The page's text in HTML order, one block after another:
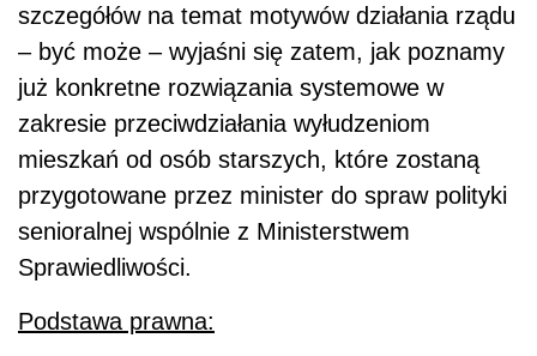
szczegółów na temat motywów działania rządu
– być może – wyjaśni się zatem, jak poznamy
już konkretne rozwiązania systemowe w
zakresie przeciwdziałania wyłudzeniom
mieszkań od osób starszych, które zostaną
przygotowane przez minister do spraw polityki
senioralnej wspólnie z Ministerstwem
Sprawiedliwości.
Podstawa prawna: